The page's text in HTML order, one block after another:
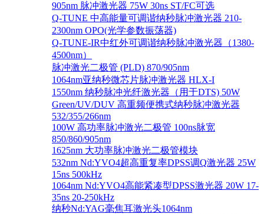
905nm 脉冲激光器 75W 30ns ST/FC可选
Q-TUNE 中高能量可调谐纳秒脉冲激光器 210-
2300nm OPO(光学参数振荡器)
Q-TUNE-IR中红外可调谐纳秒脉冲激光器（1380-
4500nm）
脉冲激光二极管 (PLD) 870/905nm
1064nm亚纳秒微芯片脉冲激光器 HLX-I
1550nm 纳秒脉冲光纤激光器（用于DTS) 50W
Green/UV/DUV 高重频便携式纳秒脉冲激光器
532/355/266nm
100W 高功率脉冲激光二极管 100ns脉宽
850/860/905nm
1625nm 大功率脉冲激光二极管模块
532nm Nd:YVO4超高重复率DPSS调Q激光器 25W
15ns 500kHz
1064nm Nd:YVO4高能紧凑型DPSS激光器 20W 17-
35ns 20-250kHz
纳秒Nd:YAG毫焦耳激光头1064nm